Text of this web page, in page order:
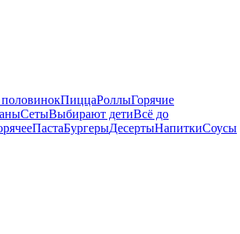
ПиццаРоллыГорячие
СетыВыбирают детиВсё до
ПастаБургерыДесертыНапиткиСоусы